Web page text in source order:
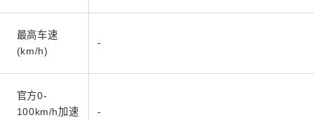
最高车速
(km/h)
-
官方0-
100km/h加速
-